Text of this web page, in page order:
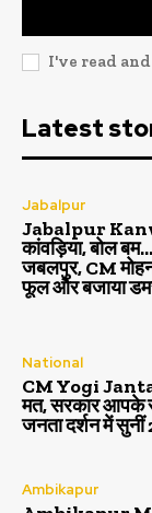
I've read
Latest
Jabalpur
Jabalpur
कांवड़िया, बोल
जबलपुर, CM
फूल और बजाया
National
CM Yogi
मत, सरकार आपके
जनता दर्शन में सुनीं
Ambikapur